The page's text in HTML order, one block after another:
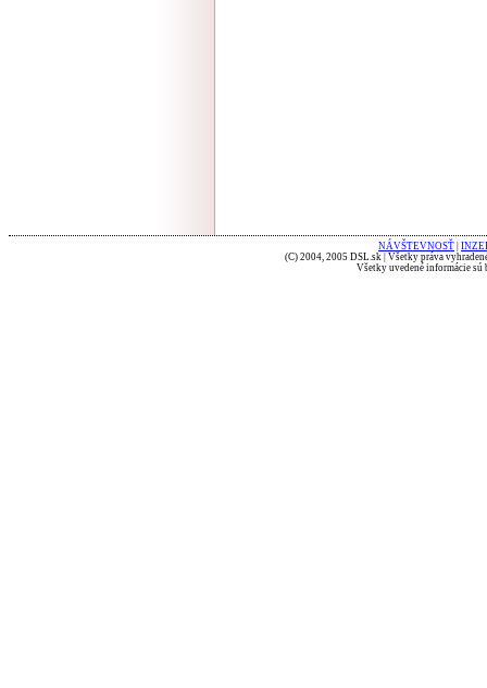
NÁVŠTEVNOSŤ
(C) 2004, 2005 DSL.sk | Všetky práva
Všetky uvedené informácie sú